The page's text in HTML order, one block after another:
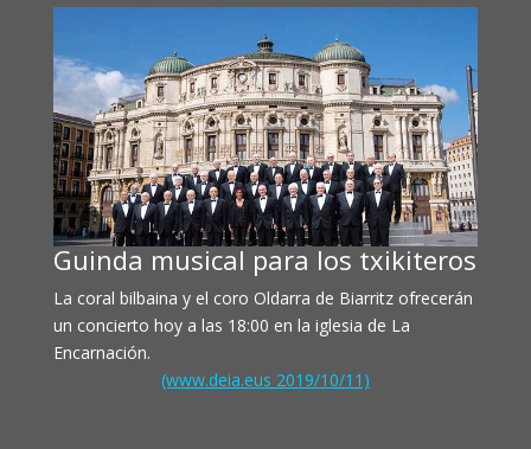
Guinda musical para los txikiteros
La coral bilbaina y el coro Oldarra de Biarritz ofrecerán
un concierto hoy a las 18:00 en la iglesia de La
Encarnación.
(www.deia.eus 2019/10/11)